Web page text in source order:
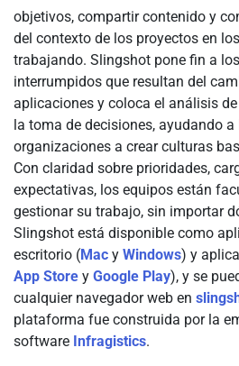
objetivos, compartir contenido y
del contexto de los proyectos en
trabajando. Slingshot pone fin a
interrumpidos que resultan del
aplicaciones y coloca el análisis
la toma de decisiones, ayudando a
organizaciones a crear culturas
Con claridad sobre prioridades,
expectativas, los equipos están
gestionar su trabajo, sin importar
Slingshot está disponible como
escritorio (Mac y Windows) y
App Store y Google Play), y se
cualquier navegador web en
plataforma fue construida por la
software Infragistics.